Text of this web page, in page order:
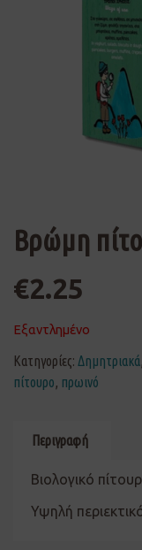
Βρώμη
€2.25
Εξαντλημένο
Κατηγορίες: Δημητριακά
πίτουρο, πρωινό
Περιγραφή
Βιολογικό
Υψηλή